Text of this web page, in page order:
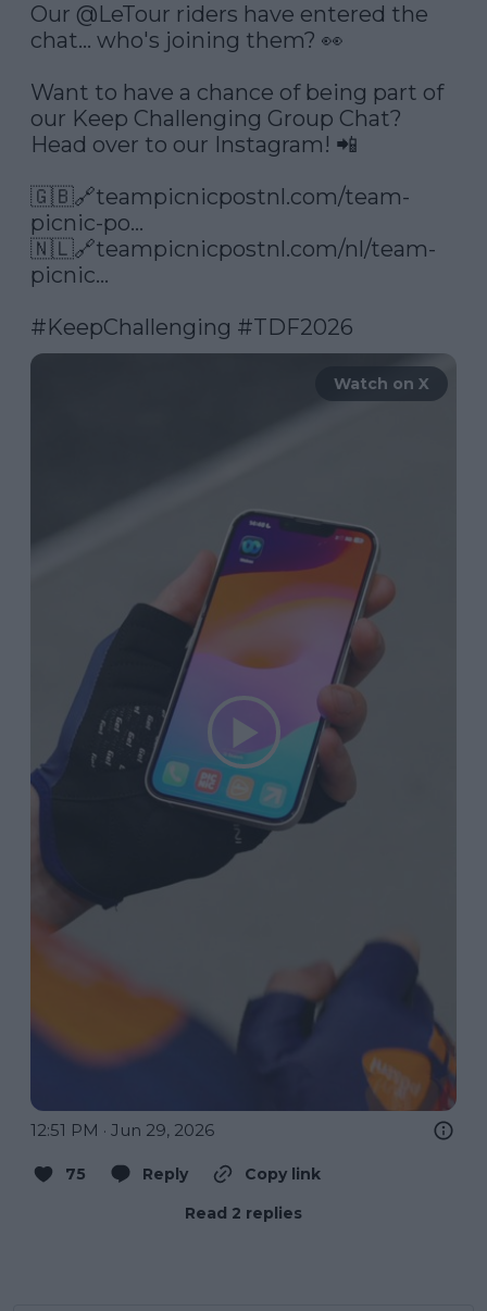
Our @LeTour riders have entered the
chat... who's joining them? 👀
Want to have a chance of being part of
our Keep Challenging Group Chat?
Head over to our Instagram! 📲
🇬🇧🔗teampicnicpostnl.com/team-
picnic-po…
🇳🇱🔗teampicnicpostnl.com/nl/team-
picnic…
#KeepChallenging #TDF2026
Watch on X
12:51 PM · Jun 29, 2026
75 Reply
Copy link
Read 2 replies